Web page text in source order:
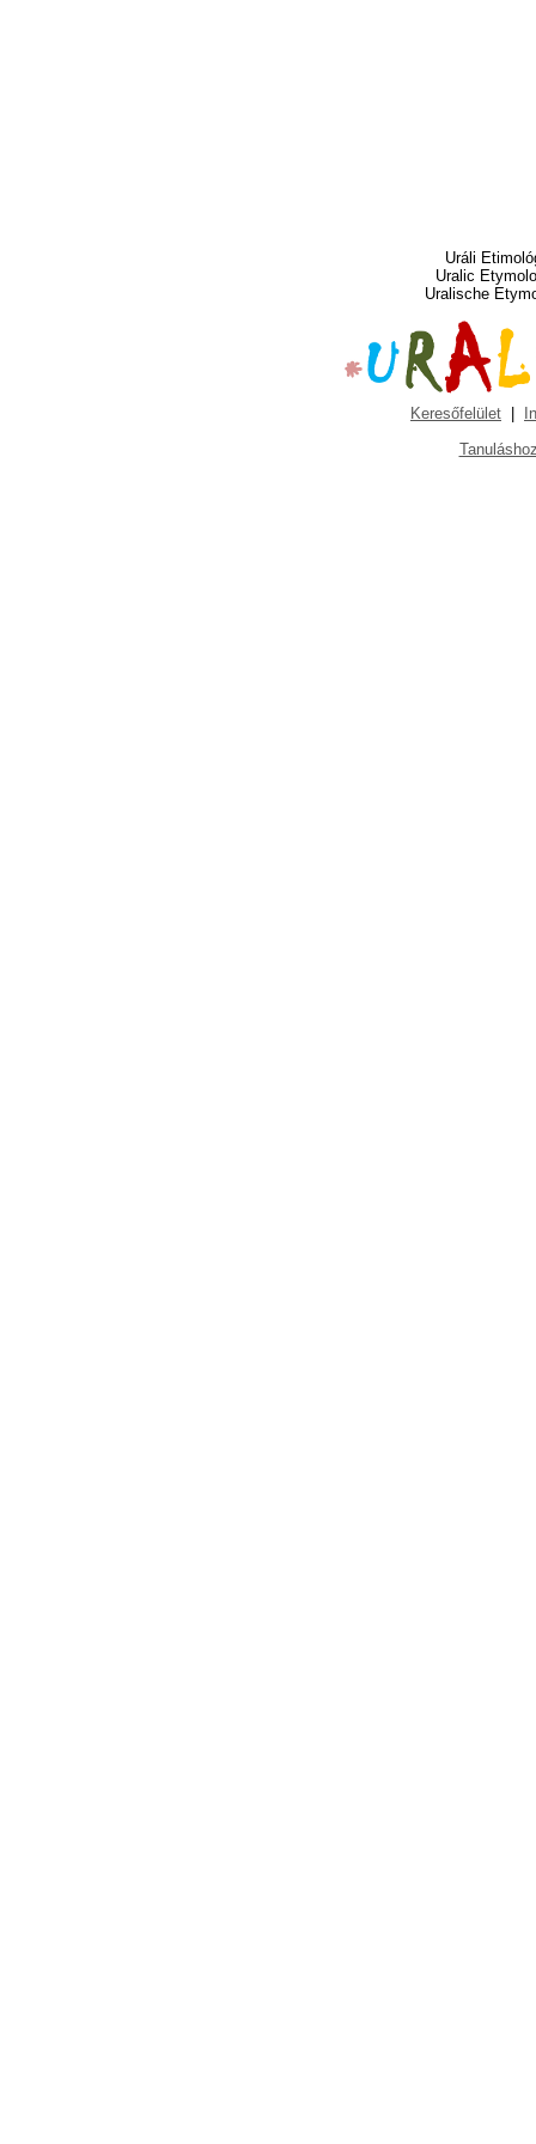
Uráli
Uralic
Uralische
Keresőfelület